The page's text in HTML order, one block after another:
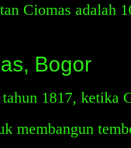
Ciomas adalah
Bogor
1817, ketika
membangun